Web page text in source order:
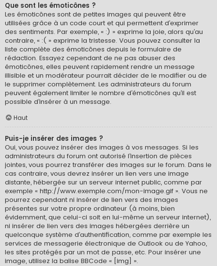
Que sont les émoticônes ?
Les émoticônes sont de petites images qui peuvent être
utilisées grâce à un code court et qui permettent d’exprimer
des sentiments. Par exemple, « :) » exprime la joie, alors qu’au
contraire, « :( » exprime la tristesse. Vous pouvez consulter la
liste complète des émoticônes depuis le formulaire de
rédaction. Essayez cependant de ne pas abuser des
émoticônes, elles peuvent rapidement rendre un message
illisible et un modérateur pourrait décider de le modifier ou de
le supprimer complètement. Les administrateurs du forum
peuvent également limiter le nombre d’émoticônes qu’il est
possible d’insérer à un message.
Haut
Puis-je insérer des images ?
Oui, vous pouvez insérer des images à vos messages. Si les
administrateurs du forum ont autorisé l’insertion de pièces
jointes, vous pourrez transférer des images sur le forum. Dans le
cas contraire, vous devrez insérer un lien vers une image
distante, hébergée sur un serveur internet public, comme par
exemple « http://www.exemple.com/mon-image.gif ». Vous ne
pourrez cependant ni insérer de lien vers des images
présentes sur votre propre ordinateur (à moins, bien
évidemment, que celui-ci soit en lui-même un serveur internet),
ni insérer de lien vers des images hébergées derrière un
quelconque système d’authentification, comme par exemple les
services de messagerie électronique de Outlook ou de Yahoo,
les sites protégés par un mot de passe, etc. Pour insérer une
image, utilisez la balise BBCode « [img] ».